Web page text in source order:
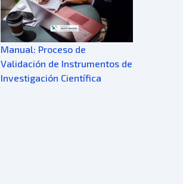
Manual: Proceso de
Validación de Instrumentos de
Investigación Científica